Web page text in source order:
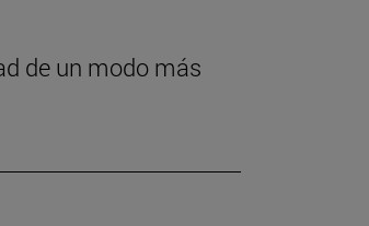
de un modo más